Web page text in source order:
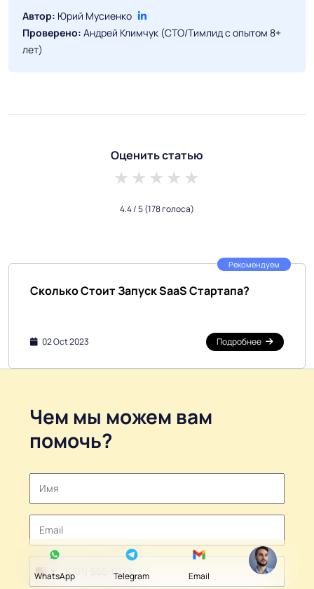
Автор: Юрий Мусиенко
Проверено: Андрей Климчук (CTO/Тимлид с опытом 8+
лет)
Оценить статью
4 stars
3 stars
2 stars
1 star
4.4/ 5(178 голоса)
Рекомендуем
Сколько Стоит Запуск SaaS Стартапа?
02 Oct 2023 Подробнее
Чем мы можем вам
помочь?
United
WhatsApp Telegram Email